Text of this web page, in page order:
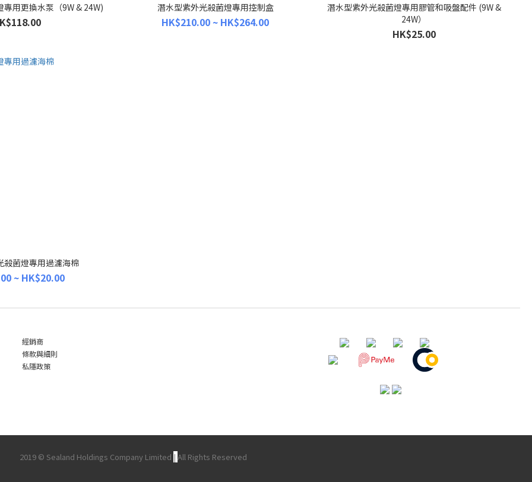
用更換水泵（9W & 24W) 潛水型紫外光殺菌燈專用控制盒
HK$210.00 ~ HK$264.00
潛水型紫外光殺菌燈專用膠管和吸盤配件 (9W &
24W）
HK$25.00
殺菌燈專用過濾海棉
~ HK$20.00
經銷商
條款與細則
私隱政策
2019 © Sealand Holdings Company Limited | All Rights Reserved